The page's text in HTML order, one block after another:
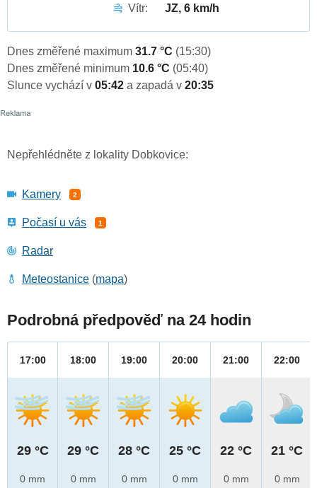
Vítr:
JZ, 6 km/h
Dnes změřené maximum 31.7 °C (15:30)
Dnes změřené minimum 10.6 °C (05:40)
Slunce vychází v 05:42 a zapadá v 20:35
Nepřehlédněte z lokality Dobkovice:
Kamery 2
Počasí u vás 1
Radar
Meteostanice (mapa)
Podrobná předpověď na 24 hodin
17:00
29 °C
0 mm
18:00
29 °C
0 mm
19:00
28 °C
0 mm
20:00
25 °C
0 mm
21:00
22 °C
0 mm
22:00
21 °C
0 mm